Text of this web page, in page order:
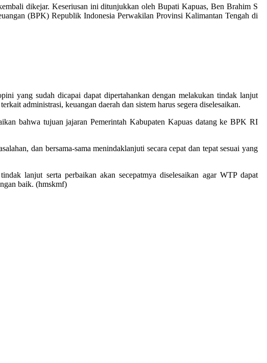
dikejar. Keseriusan ini ditunjukkan oleh Bupati Kapuas, Ben Brahim S
(BPK) Republik Indonesia Perwakilan Provinsi Kalimantan Tengah di
yang sudah dicapai dapat dipertahankan dengan melakukan tindak lanjut
administrasi, keuangan daerah dan sistem harus segera diselesaikan.
bahwa tujuan jajaran Pemerintah Kabupaten Kapuas datang ke BPK RI
dan bersama-sama menindaklanjuti secara cepat dan tepat sesuai yang
lanjut serta perbaikan akan secepatmya diselesaikan agar WTP dapat
baik. (hmskmf)